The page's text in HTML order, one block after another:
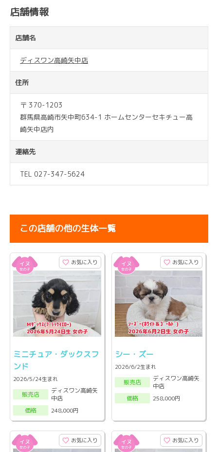
店舗情報
店舗名
ディスワン高崎矢中店
住所
〒 370-1203
群馬県高崎市矢中町634-1 ホームセンターセキチュー高
崎矢中店内
連絡先
TEL 027-347-5624
この店舗の他の生体一覧
お気に入り
ミニチュア・ダックスフ
ンド
2026/5/24生まれ
販売店
ディスワン高崎矢
中店
価格
248,000円
お気に入り
シー・ズー
2026/6/2生まれ
販売店
ディスワン高崎矢
中店
価格
258,000円
お気に入り お気に入り